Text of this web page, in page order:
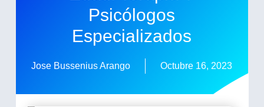
Psicólogos
Especializados
Jose Bussenius Arango Octubre 16, 2023